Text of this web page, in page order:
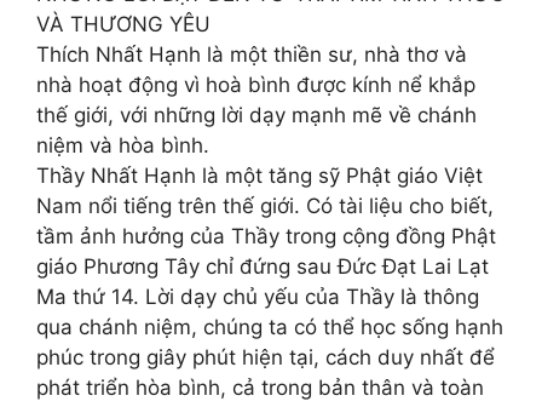
VÀ THƯƠNG YÊU
Thích Nhất Hạnh là một thiền sư, nhà thơ và
nhà hoạt động vì hoà bình được kính nể khắp
thế giới, với những lời dạy mạnh mẽ về chánh
niệm và hòa bình.
Thầy Nhất Hạnh là một tăng sỹ Phật giáo Việt
Nam nổi tiếng trên thế giới. Có tài liệu cho biết,
tầm ảnh hưởng của Thầy trong cộng đồng Phật
giáo Phương Tây chỉ đứng sau Đức Đạt Lai Lạt
Ma thứ 14. Lời dạy chủ yếu của Thầy là thông
qua chánh niệm, chúng ta có thể học sống hạnh
phúc trong giây phút hiện tại, cách duy nhất để
phát triển hòa bình, cả trong bản thân và toàn